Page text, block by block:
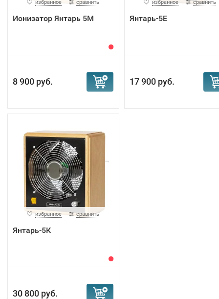
избранное сравнить
Ионизатор Янтарь 5М
8 900 руб.
избранное сравнить
Янтарь-5Е
17 900 руб.
избранное сравнить
Янтарь-5К
30 800 руб.